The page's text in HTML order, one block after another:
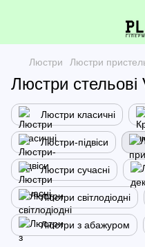
Люстри Люстри
Люстри стельові
Люстри класичні
Люстри-підвіси
Люстри сучасні
Люстри світлодіодні
Люстри з абажуром